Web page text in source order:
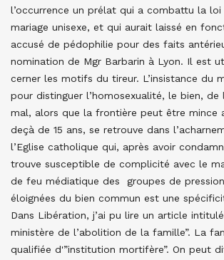
l’occurrence un prélat qui a combattu la loi
mariage unisexe, et qui aurait laissé en
accusé de pédophilie pour des faits
nomination de Mgr Barbarin à Lyon. Il est
cerner les motifs du tireur. L’insistance du
pour distinguer l’homosexualité, le bien, de
mal, alors que la frontière peut être mince
deçà de 15 ans, se retrouve dans
l’Eglise catholique qui, après avoir
trouve susceptible de complicité avec le
de feu médiatique des groupes de
éloignées du bien commun est une
Dans Libération, j’ai pu lire un article
ministère de l’abolition de la famille”. La
qualifiée d'”institution mortifère”. On peut